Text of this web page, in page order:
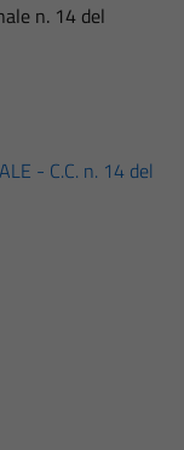
n. 14 del
- C.C. n. 14 del